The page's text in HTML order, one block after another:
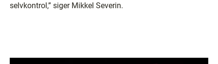
selvkontrol,” siger Mikkel Severin.